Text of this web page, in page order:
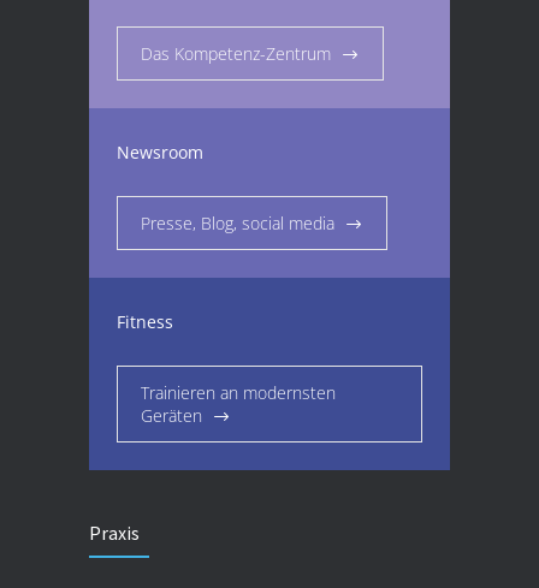
Das Kompetenz-Zentrum
Newsroom
Presse, Blog, social media
Fitness
Trainieren an modernsten
Geräten
Praxis